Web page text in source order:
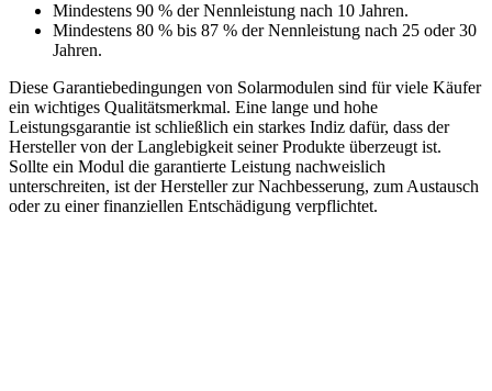
Mindestens 90 % der Nennleistung nach 10 Jahren.
Mindestens 80 % bis 87 % der Nennleistung nach 25 oder 30
Jahren.
Diese Garantiebedingungen von Solarmodulen sind für viele Käufer
ein wichtiges Qualitätsmerkmal. Eine lange und hohe
Leistungsgarantie ist schließlich ein starkes Indiz dafür, dass der
Hersteller von der Langlebigkeit seiner Produkte überzeugt ist.
Sollte ein Modul die garantierte Leistung nachweislich
unterschreiten, ist der Hersteller zur Nachbesserung, zum Austausch
oder zu einer finanziellen Entschädigung verpflichtet.